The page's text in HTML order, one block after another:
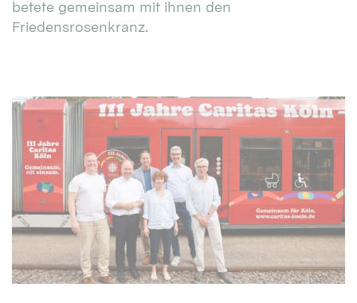
betete gemeinsam mit ihnen den
Friedensrosenkranz.